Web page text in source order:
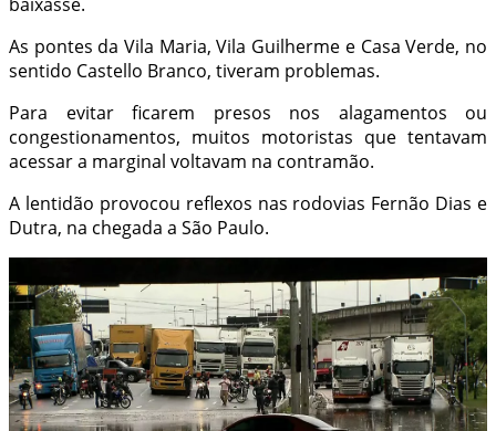
As pontes da Vila Maria, Vila Guilherme e Casa Verde, no
sentido Castello Branco, tiveram problemas.
Para evitar ficarem presos nos alagamentos ou
congestionamentos, muitos motoristas que tentavam
acessar a marginal voltavam na contramão.
A lentidão provocou reflexos nas rodovias Fernão Dias e
Dutra, na chegada a São Paulo.